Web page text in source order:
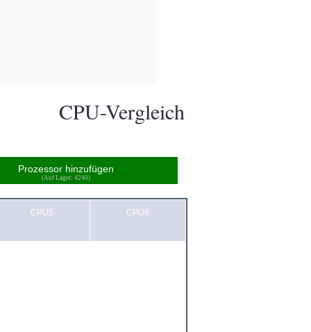
CPU-Vergleich
Prozessor hinzufügen
(Auf Lager: 4240)
CPU5 CPU6